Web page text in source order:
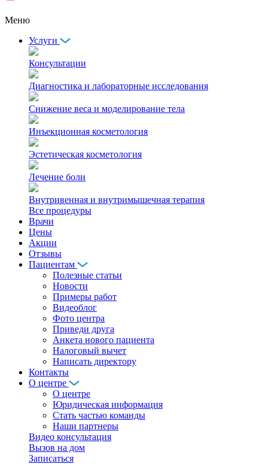
Меню
Услуги
Консультации
Диагностика и лабораторные исследования
Снижение веса и моделирование тела
Инъекционная косметология
Эстетическая косметология
Лечение боли
Внутривенная и внутримышечная терапия
Все процедуры
Врачи
Цены
Акции
Отзывы
Пациентам
Полезные статьи
Новости
Примеры работ
Видеоблог
Фото центра
Приведи друга
Анкета нового пациента
Налоговый вычет
Написать директору
Контакты
О центре
О центре
Юридическая информация
Стать частью команды
Наши партнеры
Видео консультация
Вызов на дом
Записаться